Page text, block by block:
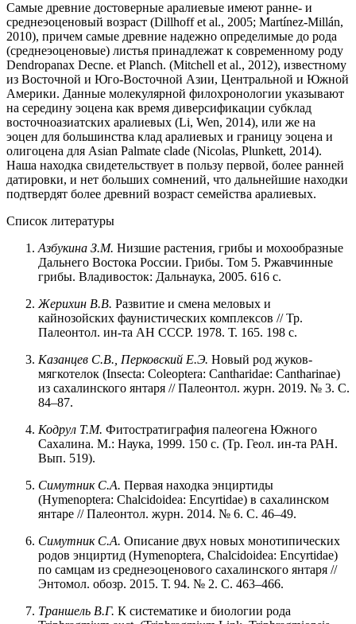
Самые древние достоверные аралиевые имеют ранне- и
среднеэоценовый возраст (Dillhoff et al., 2005; Martínez-Millán,
2010), причем самые древние надежно определимые до рода
(среднеэоценовые) листья принадлежат к современному роду
Dendropanax Decne. et Planch. (Mitchell et al., 2012), известному
из Восточной и Юго-Восточной Азии, Центральной и Южной
Америки. Данные молекулярной филохронологии указывают
на середину эоцена как время диверсификации субклад
восточноазиатских аралиевых (Li, Wen, 2014), или же на
эоцен для большинства клад аралиевых и границу эоцена и
олигоцена для Asian Palmate clade (Nicolas, Plunkett, 2014).
Наша находка свидетельствует в пользу первой, более ранней
датировки, и нет больших сомнений, что дальнейшие находки
подтвердят более древний возраст семейства аралиевых.
Список литературы
Азбукина З.М. Низшие растения, грибы и мохообразные
Дальнего Востока России. Грибы. Том 5. Ржавчинные
грибы. Владивосток: Дальнаука, 2005. 616 с.
Жерихин В.В. Развитие и смена меловых и
кайнозойских фаунистических комплексов // Тр.
Палеонтол. ин-та АН СССР. 1978. Т. 165. 198 с.
Казанцев С.В., Перковский Е.Э. Новый род жуков-
мягкотелок (Insecta: Coleoptera: Cantharidae: Cantharinae)
из сахалинского янтаря // Палеонтол. журн. 2019. № 3. С.
84–87.
Кодрул Т.М. Фитостратиграфия палеогена Южного
Сахалина. М.: Наука, 1999. 150 с. (Тр. Геол. ин-та РАН.
Вып. 519).
Симутник С.А. Первая находка энциртиды
(Hymenoptera: Chalcidoidea: Encyrtidae) в сахалинском
янтаре // Палеонтол. журн. 2014. № 6. С. 46–49.
Симутник С.А. Описание двух новых монотипических
родов энциртид (Hymenoptera, Chalcidoidea: Encyrtidae)
по самцам из среднеэоценового сахалинского янтаря //
Энтомол. обозр. 2015. Т. 94. № 2. С. 463–466.
Траншель В.Г. К систематике и биологии рода